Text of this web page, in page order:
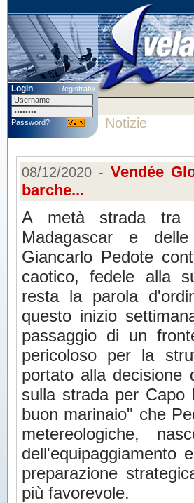
Login Registrati»
Password? Notizie
08/12/2020 - Vendée
barche...
A metà strada tra
Madagascar e
Giancarlo Pedote
caotico, fedele alla
resta la parola
questo inizio
passaggio di un
pericoloso per la
portato alla decisione
sulla strada per Capo
buon marinaio" che
metereologiche,
preparazione
più favorevole.